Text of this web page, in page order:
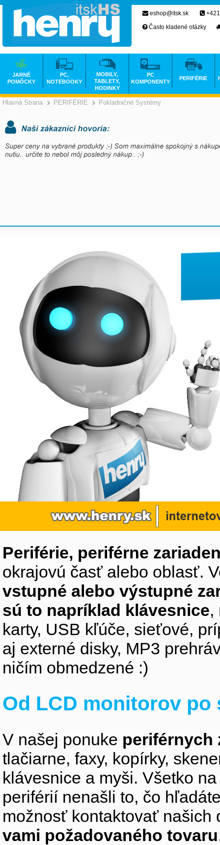
Hlavná Strana >
PERIFÉRIE >
Pokladničné Systémy
Periférie, periférne
okrajovú časť alebo oblasť.
vstupné alebo výstupné
sú to napríklad klávesnice,
karty, USB kľúče, sieťové,
aj externé disky, MP3
ničím obmedzené :)
Od LCD monitorov
V našej ponuke periférnych
tlačiarne, faxy, kopírky,
klávesnice a myši. Všetko
periférií nenašli to, čo
možnosť kontaktovať
vami požadovaného tovaru
eshop@itsk.sk
Často kladené otázky
JARNÉ
POMÔCKY
PC,
NOTEBOOKY
MOBILY,
TABLETY,
HODINKY
PC
KOMPONENTY
PERIFÉRIE